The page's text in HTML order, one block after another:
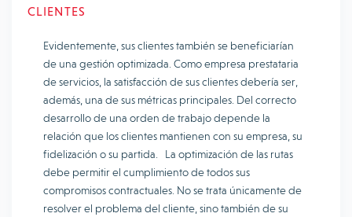
CLIENTES
Evidentemente, sus clientes también se beneficiarían
de una gestión optimizada. Como empresa prestataria
de servicios, la satisfacción de sus clientes debería ser,
además, una de sus métricas principales. Del correcto
desarrollo de una orden de trabajo depende la
relación que los clientes mantienen con su empresa, su
fidelización o su partida. La optimización de las rutas
debe permitir el cumplimiento de todos sus
compromisos contractuales. No se trata únicamente de
resolver el problema del cliente, sino también de su